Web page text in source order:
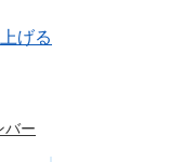
げる
バー